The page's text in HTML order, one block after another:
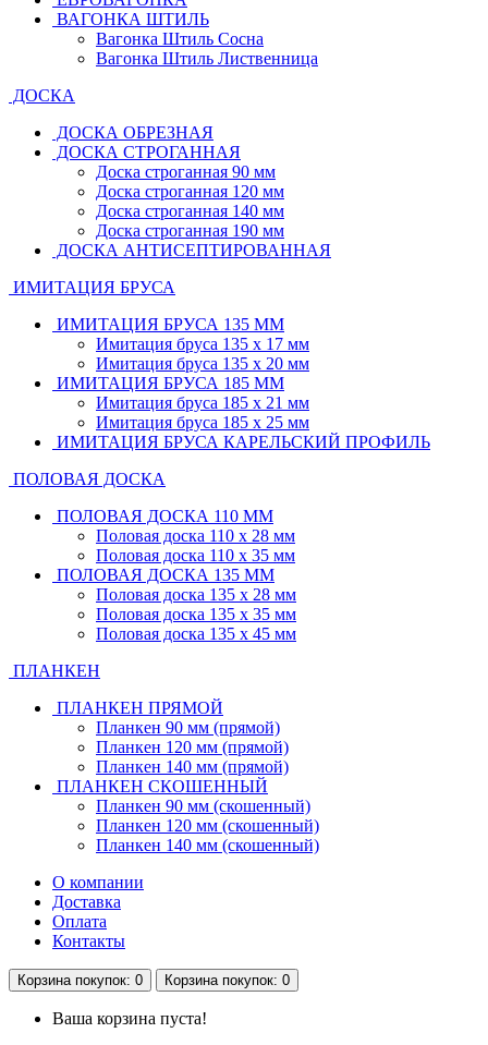
ВАГОНКА ШТИЛЬ
Вагонка Штиль Сосна
Вагонка Штиль Лиственница
ДОСКА
ДОСКА ОБРЕЗНАЯ
ДОСКА СТРОГАННАЯ
Доска строганная 90 мм
Доска строганная 120 мм
Доска строганная 140 мм
Доска строганная 190 мм
ДОСКА АНТИСЕПТИРОВАННАЯ
ИМИТАЦИЯ БРУСА
ИМИТАЦИЯ БРУСА 135 ММ
Имитация бруса 135 х 17 мм
Имитация бруса 135 х 20 мм
ИМИТАЦИЯ БРУСА 185 ММ
Имитация бруса 185 х 21 мм
Имитация бруса 185 х 25 мм
ИМИТАЦИЯ БРУСА КАРЕЛЬСКИЙ ПРОФИЛЬ
ПОЛОВАЯ ДОСКА
ПОЛОВАЯ ДОСКА 110 ММ
Половая доска 110 х 28 мм
Половая доска 110 х 35 мм
ПОЛОВАЯ ДОСКА 135 ММ
Половая доска 135 х 28 мм
Половая доска 135 х 35 мм
Половая доска 135 х 45 мм
ПЛАНКЕН
ПЛАНКЕН ПРЯМОЙ
Планкен 90 мм (прямой)
Планкен 120 мм (прямой)
Планкен 140 мм (прямой)
ПЛАНКЕН СКОШЕННЫЙ
Планкен 90 мм (скошенный)
Планкен 120 мм (скошенный)
Планкен 140 мм (скошенный)
О компании
Доставка
Оплата
Контакты
Корзинапокупок: 0 Корзинапокупок: 0
Ваша корзина пуста!